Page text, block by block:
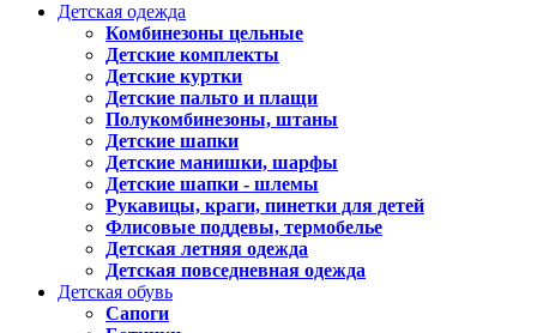
Детская одежда
Комбинезоны цельные
Детские комплекты
Детские куртки
Детские пальто и плащи
Полукомбинезоны, штаны
Детские шапки
Детские манишки, шарфы
Детские шапки - шлемы
Рукавицы, краги, пинетки для детей
Флисовые поддевы, термобелье
Детская летняя одежда
Детская повседневная одежда
Детская обувь
Сапоги